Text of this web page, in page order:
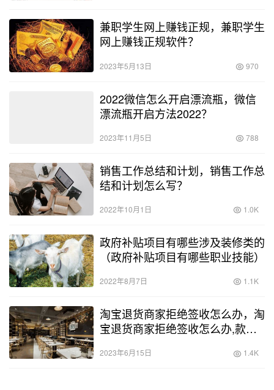
兼职学生网上赚钱正规，兼职学生
网上赚钱正规软件？
2023年5月13日 970
2022微信怎么开启漂流瓶，微信
漂流瓶开启方法2022？
2023年11月5日 788
销售工作总结和计划，销售工作总
结和计划怎么写？
2022年10月1日 1.0K
政府补贴项目有哪些涉及装修类的
（政府补贴项目有哪些职业技能）
2022年8月7日 1.1K
淘宝退货商家拒绝签收怎么办，淘
宝退货商家拒绝签收怎么办,款是
2023年6月15日 1.4K